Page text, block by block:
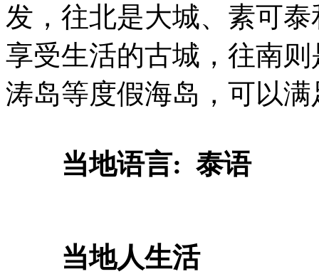
发，往北是大城、素可
享受生活的古城，往南
涛岛等度假海岛，可以
当地语言: 泰语
当地人生活